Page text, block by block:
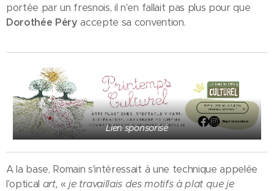
portée par un fresnois, il n'en fallait pas plus pour que
Dorothée Péry accepte sa convention.
Lien sponsorisé
A la base, Romain s'intéressait à une technique appelée
l'optical art, «je travaillais des motifs à plat que je